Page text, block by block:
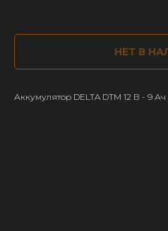
НЕТ В
Аккумулятор DELTA DTM 12 В - 9 Ач